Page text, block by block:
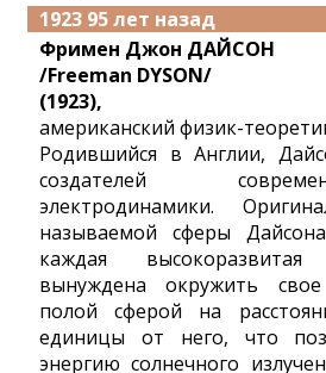
1923 95 лет назад
Фримен Джон ДАЙСОН
/Freeman DYSON/
(1923),
американский физик-
Родившийся в Англии,
создателей
электродинамики.
называемой сферы
каждая
вынуждена окружить
полой сферой на
единицы от него, что
энергию солнечного